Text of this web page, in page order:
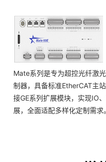
Mate系列是专为超控光纤激
制器，具备标准EtherCAT主
接GE系列扩展模块，实现IO
展，全面适配多样化定制需求。